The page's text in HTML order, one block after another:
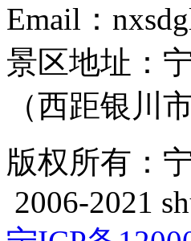
Email：
景区地址：
（西距银川
版权所有：
2006-2021